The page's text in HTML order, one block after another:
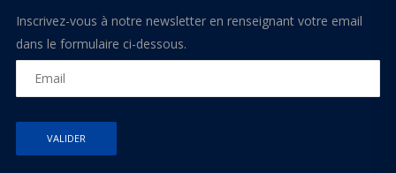
Inscrivez-vous à notre newsletter en renseignant votre email
dans le formulaire ci-dessous.